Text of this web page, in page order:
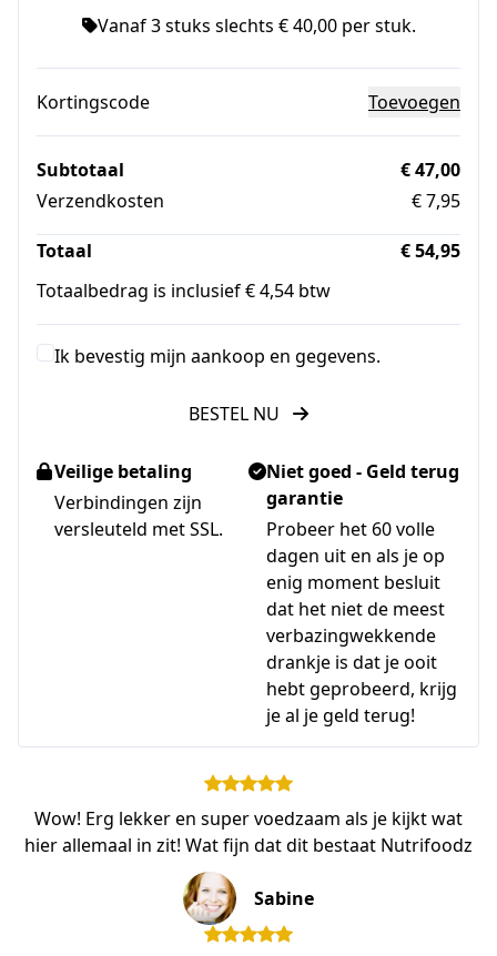
Vanaf 3 stuks slechts € 40,00 per stuk.
Kortingscode Toevoegen
Subtotaal
€ 47,00
Verzendkosten
€ 7,95
Totaal
€ 54,95
Totaalbedrag is inclusief € 4,54 btw
Ik bevestig mijn aankoop en gegevens.
BESTEL NU
Veilige betaling
Verbindingen zijn
versleuteld met SSL.
Niet goed - Geld terug
garantie
Probeer het 60 volle
dagen uit en als je op
enig moment besluit
dat het niet de meest
verbazingwekkende
drankje is dat je ooit
hebt geprobeerd, krijg
je al je geld terug!
Wow! Erg lekker en super voedzaam als je kijkt wat
hier allemaal in zit! Wat fijn dat dit bestaat Nutrifoodz
Sabine